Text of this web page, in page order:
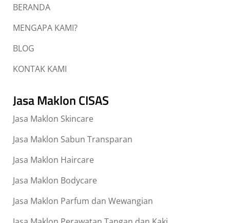
BERANDA
MENGAPA KAMI?
BLOG
KONTAK KAMI
Jasa Maklon CISAS
Jasa Maklon Skincare
Jasa Maklon Sabun Transparan
Jasa Maklon Haircare
Jasa Maklon Bodycare
Jasa Maklon Parfum dan Wewangian